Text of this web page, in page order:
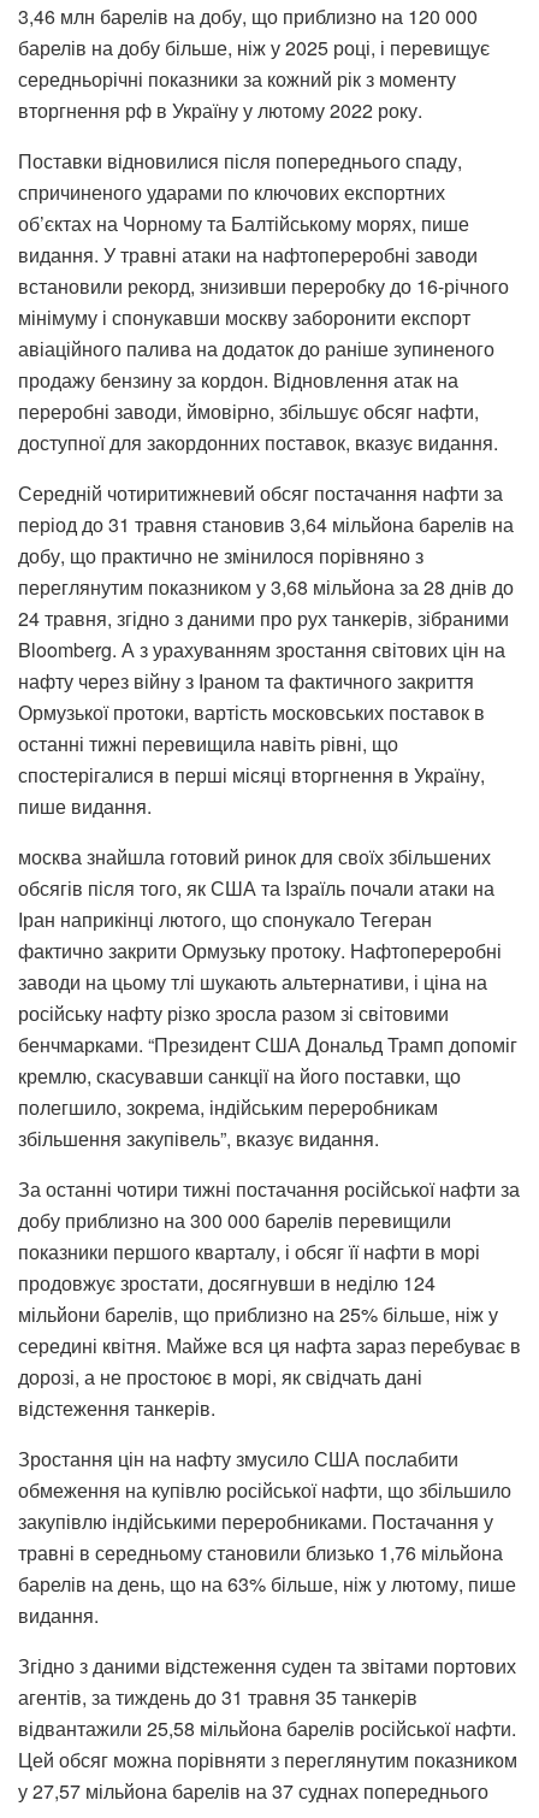
3,46 млн барелів на добу, що приблизно на 120 000
барелів на добу більше, ніж у 2025 році, і перевищує
середньорічні показники за кожний рік з моменту
вторгнення рф в Україну у лютому 2022 року.
Поставки відновилися після попереднього спаду,
спричиненого ударами по ключових експортних
об’єктах на Чорному та Балтійському морях, пише
видання. У травні атаки на нафтопереробні заводи
встановили рекорд, знизивши переробку до 16-річного
мінімуму і спонукавши москву заборонити експорт
авіаційного палива на додаток до раніше зупиненого
продажу бензину за кордон. Відновлення атак на
переробні заводи, ймовірно, збільшує обсяг нафти,
доступної для закордонних поставок, вказує видання.
Середній чотиритижневий обсяг постачання нафти за
період до 31 травня становив 3,64 мільйона барелів на
добу, що практично не змінилося порівняно з
переглянутим показником у 3,68 мільйона за 28 днів до
24 травня, згідно з даними про рух танкерів, зібраними
Bloomberg. А з урахуванням зростання світових цін на
нафту через війну з Іраном та фактичного закриття
Ормузької протоки, вартість московських поставок в
останні тижні перевищила навіть рівні, що
спостерігалися в перші місяці вторгнення в Україну,
пише видання.
москва знайшла готовий ринок для своїх збільшених
обсягів після того, як США та Ізраїль почали атаки на
Іран наприкінці лютого, що спонукало Тегеран
фактично закрити Ормузьку протоку. Нафтопереробні
заводи на цьому тлі шукають альтернативи, і ціна на
російську нафту різко зросла разом зі світовими
бенчмарками. “Президент США Дональд Трамп допоміг
кремлю, скасувавши санкції на його поставки, що
полегшило, зокрема, індійським переробникам
збільшення закупівель”, вказує видання.
За останні чотири тижні постачання російської нафти за
добу приблизно на 300 000 барелів перевищили
показники першого кварталу, і обсяг її нафти в морі
продовжує зростати, досягнувши в неділю 124
мільйони барелів, що приблизно на 25% більше, ніж у
середині квітня. Майже вся ця нафта зараз перебуває в
дорозі, а не простоює в морі, як свідчать дані
відстеження танкерів.
Зростання цін на нафту змусило США послабити
обмеження на купівлю російської нафти, що збільшило
закупівлю індійськими переробниками. Постачання у
травні в середньому становили близько 1,76 мільйона
барелів на день, що на 63% більше, ніж у лютому, пише
видання.
Згідно з даними відстеження суден та звітами портових
агентів, за тиждень до 31 травня 35 танкерів
відвантажили 25,58 мільйона барелів російської нафти.
Цей обсяг можна порівняти з переглянутим показником
у 27,57 мільйона барелів на 37 суднах попереднього